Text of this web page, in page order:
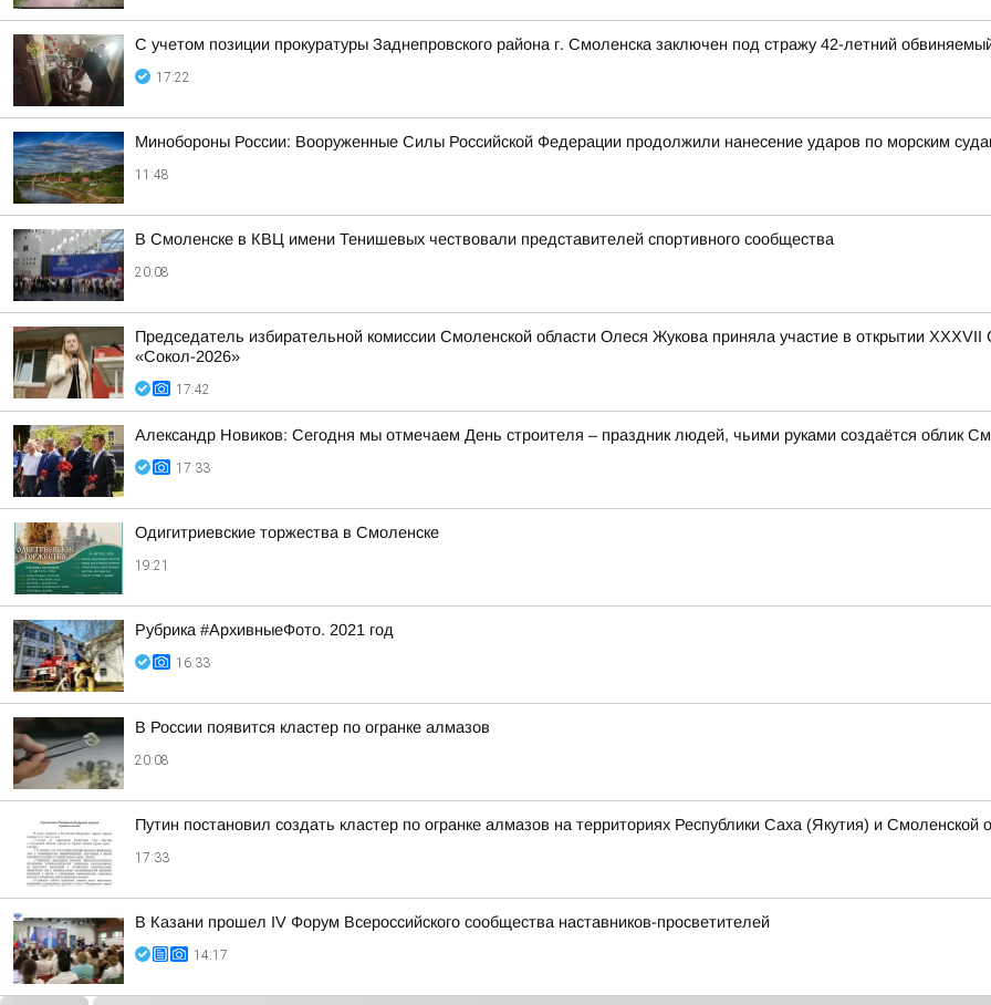
С учетом позиции прокуратуры Заднепровского района г. Смоленска заключен под стражу 42-летний
17:22
Минобороны России: Вооруженные Силы Российской Федерации продолжили нанесение ударов по морским
11:48
В Смоленске в КВЦ имени Тенишевых чествовали представителей спортивного сообщества
20:08
Председатель избирательной комиссии Смоленской области Олеся Жукова приняла участие в открытии
«Сокол-2026»
17:42
Александр Новиков: Сегодня мы отмечаем День строителя – праздник людей, чьими руками создаётся облик
17:33
Одигитриевские торжества в Смоленске
19:21
Рубрика #АрхивныеФото. 2021 год
16:33
В России появится кластер по огранке алмазов
20:08
Путин постановил создать кластер по огранке алмазов на территориях Республики Саха (Якутия) и Смоленской
17:33
В Казани прошел IV Форум Всероссийского сообщества наставников-просветителей
14:17